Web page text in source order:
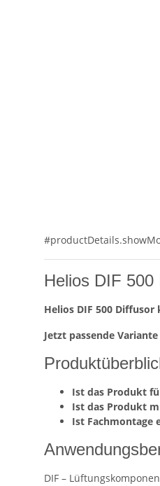
Helios DIF
Helios DIF 500 Diffusor
Jetzt passende
Ist das Produkt
Ist das Produkt
Ist Fachmontage
DIF –